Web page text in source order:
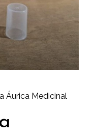
Áurica Medicinal